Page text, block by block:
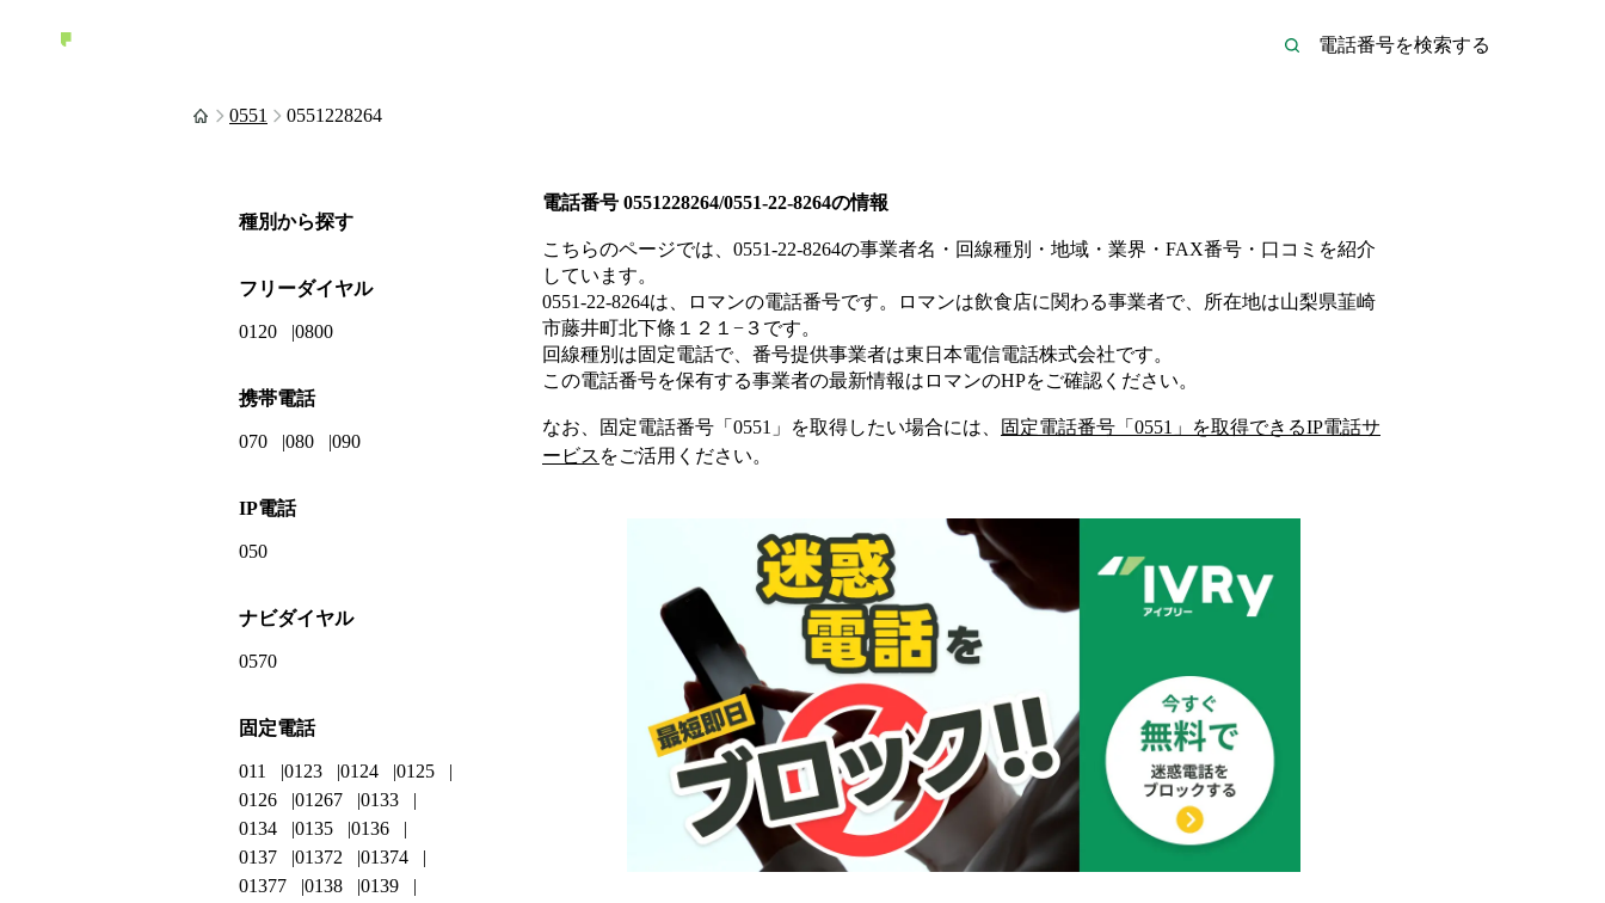
0551 0551228264
電話番号 0551228264/0551-22-8264の情報
こちらのページでは、 0551-22-8264の事業者名・回線種別・地域・業界・FAX番号・口コミを紹介
しています。
0551-22-8264は、 ロマンの電話番号です。 ロマンは飲食店に関わる事業者で、所在地は山梨県韮崎
市藤井町北下條１２１−３ です。
回線種別は固定電話で、番号提供事業者は東日本電信電話株式会社です。
この電話番号を保有する事業者の最新情報は ロマンのHPをご確認ください。
なお、固定電話番号「 0551 」を取得したい場合には、 固定電話番号「 0551 」を取得できるIP電話サ
ービス をご活用ください。
種別から探す
フリーダイヤル
0120 0800
携帯電話
070 080 090
IP電話
050
ナビダイヤル
0570
固定電話
011 0123 0124
0125
0126
01267
0133
0134
0135
0136
0137
01372
01374
01377
0138
0139